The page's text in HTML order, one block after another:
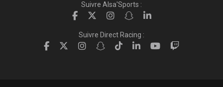
Suivre Alsa'Sports :
Suivre Direct Racing :